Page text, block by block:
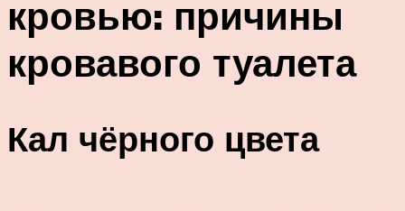
кровью: причины
кровавого туалета
Кал чёрного цвета